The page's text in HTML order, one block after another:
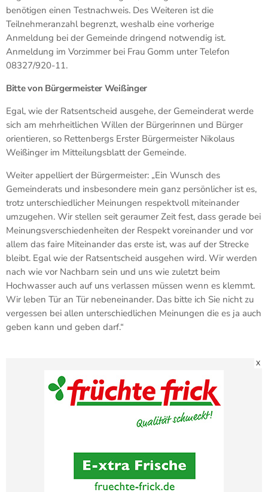
benötigen einen Testnachweis. Des Weiteren ist die
Teilnehmeranzahl begrenzt, weshalb eine vorherige
Anmeldung bei der Gemeinde dringend notwendig ist.
Anmeldung im Vorzimmer bei Frau Gomm unter Telefon
08327/920-11.
Bitte von Bürgermeister Weißinger
Egal, wie der Ratsentscheid ausgehe, der Gemeinderat werde
sich am mehrheitlichen Willen der Bürgerinnen und Bürger
orientieren, so Rettenbergs Erster Bürgermeister Nikolaus
Weißinger im Mitteilungsblatt der Gemeinde.
Weiter appelliert der Bürgermeister: „Ein Wunsch des
Gemeinderats und insbesondere mein ganz persönlicher ist es,
trotz unterschiedlicher Meinungen respektvoll miteinander
umzugehen. Wir stellen seit geraumer Zeit fest, dass gerade bei
Meinungsverschiedenheiten der Respekt voreinander und vor
allem das faire Miteinander das erste ist, was auf der Strecke
bleibt. Egal wie der Ratsentscheid ausgehen wird. Wir werden
nach wie vor Nachbarn sein und uns wie zuletzt beim
Hochwasser auch auf uns verlassen müssen wenn es klemmt.
Wir leben Tür an Tür nebeneinander. Das bitte ich Sie nicht zu
vergessen bei allen unterschiedlichen Meinungen die es ja auch
geben kann und geben darf.“
X